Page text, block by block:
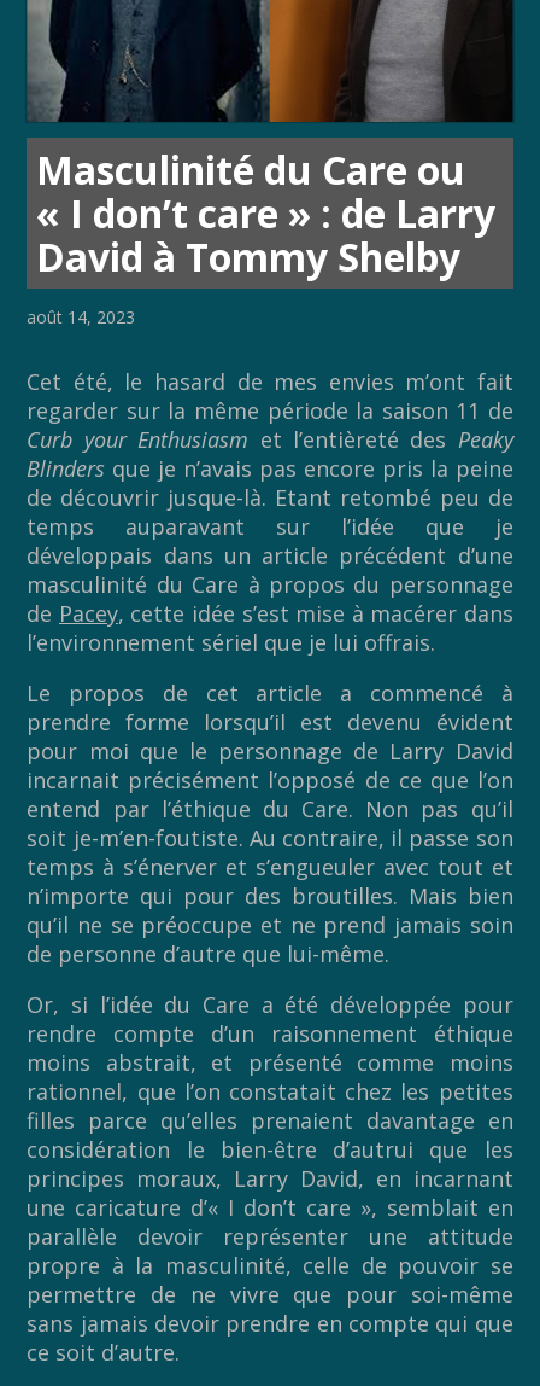
Masculinité du Care ou
« I don’t care » : de Larry
David à Tommy Shelby
août 14, 2023
Cet été, le hasard de mes envies m’ont fait
regarder sur la même période la saison 11 de
Curb your Enthusiasm et l’entièreté des Peaky
Blinders que je n’avais pas encore pris la peine
de découvrir jusque-là. Etant retombé peu de
temps auparavant sur l’idée que je
développais dans un article précédent d’une
masculinité du Care à propos du personnage
de Pacey, cette idée s’est mise à macérer dans
l’environnement sériel que je lui offrais.
Le propos de cet article a commencé à
prendre forme lorsqu’il est devenu évident
pour moi que le personnage de Larry David
incarnait précisément l’opposé de ce que l’on
entend par l’éthique du Care. Non pas qu’il
soit je-m’en-foutiste. Au contraire, il passe son
temps à s’énerver et s’engueuler avec tout et
n’importe qui pour des broutilles. Mais bien
qu’il ne se préoccupe et ne prend jamais soin
de personne d’autre que lui-même.
Or, si l’idée du Care a été développée pour
rendre compte d’un raisonnement éthique
moins abstrait, et présenté comme moins
rationnel, que l’on constatait chez les petites
filles parce qu’elles prenaient davantage en
considération le bien-être d’autrui que les
principes moraux, Larry David, en incarnant
une caricature d’« I don’t care », semblait en
parallèle devoir représenter une attitude
propre à la masculinité, celle de pouvoir se
permettre de ne vivre que pour soi-même
sans jamais devoir prendre en compte qui que
ce soit d’autre.